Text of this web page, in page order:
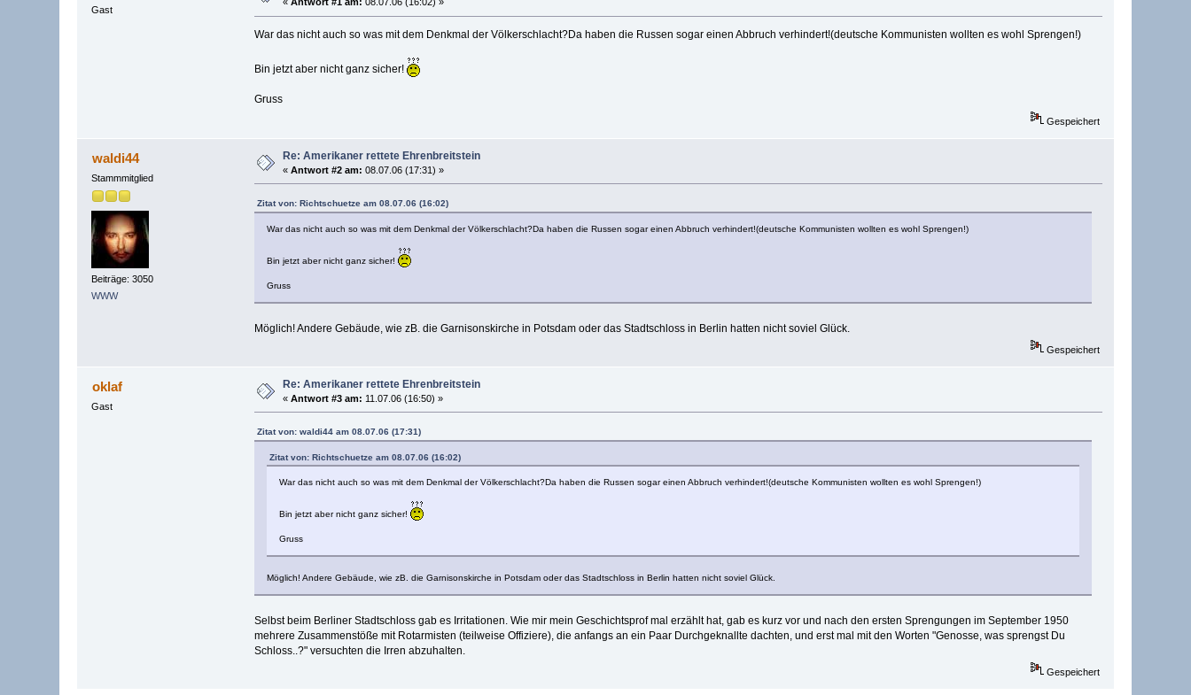
Gast
«Antwort #1 am: 08.07.06 (16:02) »
War das nicht auch so was mit dem Denkmal der Völkerschlacht?Da haben die Russen sogar einen Abbruch verhindert!(deutsche Kommunisten wollten es wohl Sprengen!)
Bin jetzt aber nicht ganz sicher!
Gruss
Gespeichert
waldi44
Stammmitglied
Beiträge: 3050
WWW
Re: Amerikaner rettete Ehrenbreitstein
«Antwort #2 am: 08.07.06 (17:31) »
Zitat von: Richtschuetze am 08.07.06 (16:02)
War das nicht auch so was mit dem Denkmal der Völkerschlacht?Da haben die Russen sogar einen Abbruch verhindert!(deutsche Kommunisten wollten es wohl Sprengen!)
Bin jetzt aber nicht ganz sicher!
Gruss
Möglich! Andere Gebäude, wie zB. die Garnisonskirche in Potsdam oder das Stadtschloss in Berlin hatten nicht soviel Glück.
Gespeichert
oklaf
Gast
Re: Amerikaner rettete Ehrenbreitstein
«Antwort #3 am: 11.07.06 (16:50) »
Zitat von: waldi44 am 08.07.06 (17:31)
Zitat von: Richtschuetze am 08.07.06 (16:02)
War das nicht auch so was mit dem Denkmal der Völkerschlacht?Da haben die Russen sogar einen Abbruch verhindert!(deutsche Kommunisten wollten es wohl Sprengen!)
Bin jetzt aber nicht ganz sicher!
Gruss
Möglich! Andere Gebäude, wie zB. die Garnisonskirche in Potsdam oder das Stadtschloss in Berlin hatten nicht soviel Glück.
Selbst beim Berliner Stadtschloss gab es Irritationen. Wie mir mein Geschichtsprof mal erzählt hat, gab es kurz vor und nach den ersten Sprengungen im September 1950
mehrere Zusammenstöße mit Rotarmisten (teilweise Offiziere), die anfangs an ein Paar Durchgeknallte dachten, und erst mal mit den Worten "Genosse, was sprengst Du
Schloss..?" versuchten die Irren abzuhalten.
Gespeichert